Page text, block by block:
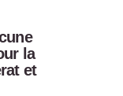
la
et